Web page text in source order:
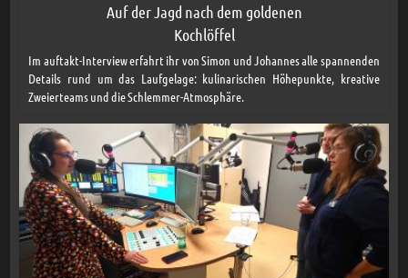
Auf der Jagd nach dem goldenen
Kochlöffel
Im auftakt-Interview erfahrt ihr von Simon und Johannes alle spannenden
Details rund um das Laufgelage: kulinarischen Höhepunkte, kreative
Zweierteams und die Schlemmer-Atmosphäre.